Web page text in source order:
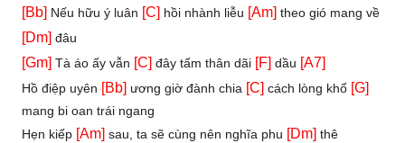
[Bb] Nếu hữu ý luân [C] hồi nhành liễu [Am] theo gió mang về
[Dm] đâu
[Gm] Tà áo ấy vẫn [C] đây tấm thân dãi [F] dầu [A7]
Hồ điệp uyên [Bb] ương giờ đành chia [C] cách lòng khổ [G]
mang bi oan trái ngang
Hẹn kiếp [Am] sau, ta sẽ cùng nên nghĩa phu [Dm] thê